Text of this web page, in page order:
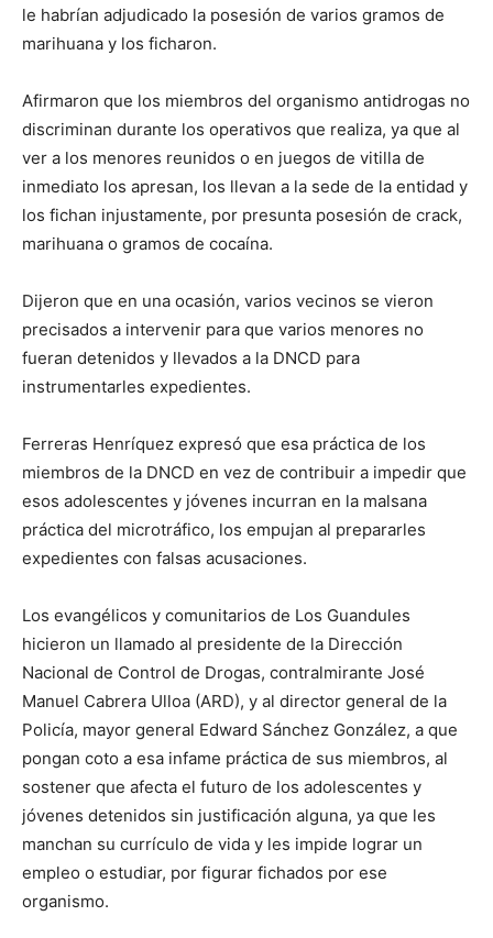
le habrían adjudicado la posesión de varios gramos de
marihuana y los ficharon.
Afirmaron que los miembros del organismo antidrogas no
discriminan durante los operativos que realiza, ya que al
ver a los menores reunidos o en juegos de vitilla de
inmediato los apresan, los llevan a la sede de la entidad y
los fichan injustamente, por presunta posesión de crack,
marihuana o gramos de cocaína.
Dijeron que en una ocasión, varios vecinos se vieron
precisados a intervenir para que varios menores no
fueran detenidos y llevados a la DNCD para
instrumentarles expedientes.
Ferreras Henríquez expresó que esa práctica de los
miembros de la DNCD en vez de contribuir a impedir que
esos adolescentes y jóvenes incurran en la malsana
práctica del microtráfico, los empujan al prepararles
expedientes con falsas acusaciones.
Los evangélicos y comunitarios de Los Guandules
hicieron un llamado al presidente de la Dirección
Nacional de Control de Drogas, contralmirante José
Manuel Cabrera Ulloa (ARD), y al director general de la
Policía, mayor general Edward Sánchez González, a que
pongan coto a esa infame práctica de sus miembros, al
sostener que afecta el futuro de los adolescentes y
jóvenes detenidos sin justificación alguna, ya que les
manchan su currículo de vida y les impide lograr un
empleo o estudiar, por figurar fichados por ese
organismo.